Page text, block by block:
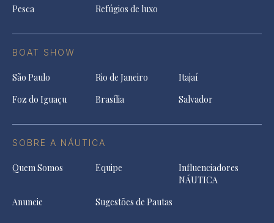
Pesca
Refúgios de luxo
BOAT SHOW
São Paulo Rio de Janeiro
Itajaí
Foz do Iguaçu
Brasília Salvador
SOBRE A NÁUTICA
Quem Somos Equipe
Influenciadores
NÁUTICA
Anuncie
Sugestões de Pautas